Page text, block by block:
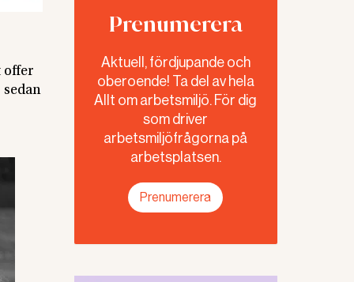
offer
Prenumerera
Aktuell, fördjupande och
oberoende! Ta del av hela
Allt om arbetsmiljö. För dig
som driver
arbetsmiljöfrågorna på
arbetsplatsen.
Prenumerera